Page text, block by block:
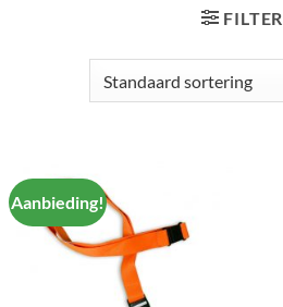
FILTER
Aanbieding!